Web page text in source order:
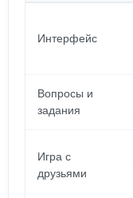
Интерфейс
Вопросы и
задания
Игра с
друзьями